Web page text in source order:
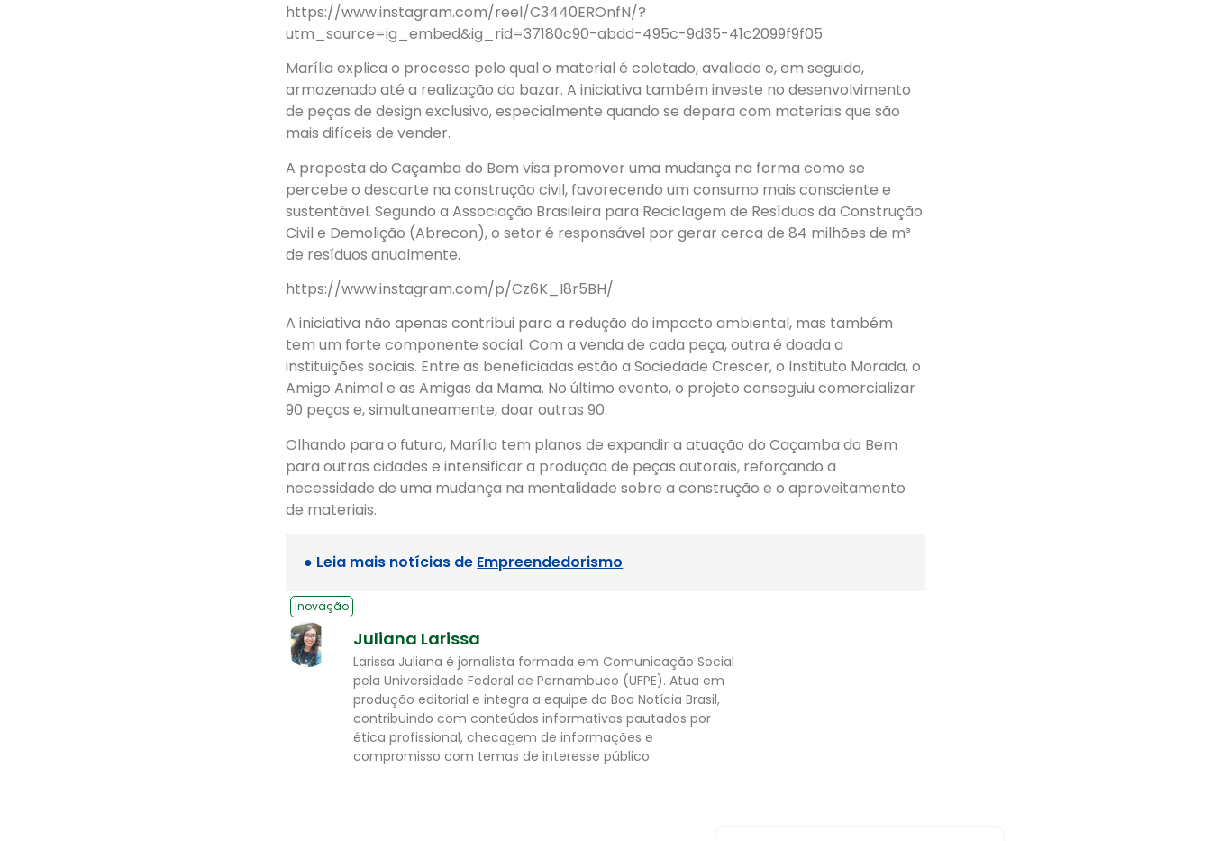
https://www.instagram.com/reel/C3440EROnfN/?
utm_source=ig_embed&ig_rid=37180c90-abdd-495c-9d35-41c2099f9f05
Marília explica o processo pelo qual o material é coletado, avaliado e, em seguida,
armazenado até a realização do bazar. A iniciativa também investe no desenvolvimento
de peças de design exclusivo, especialmente quando se depara com materiais que são
mais difíceis de vender.
A proposta do Caçamba do Bem visa promover uma mudança na forma como se
percebe o descarte na construção civil, favorecendo um consumo mais consciente e
sustentável. Segundo a Associação Brasileira para Reciclagem de Resíduos da Construção
Civil e Demolição (Abrecon), o setor é responsável por gerar cerca de 84 milhões de m³
de resíduos anualmente.
https://www.instagram.com/p/Cz6K_I8r5BH/
A iniciativa não apenas contribui para a redução do impacto ambiental, mas também
tem um forte componente social. Com a venda de cada peça, outra é doada a
instituições sociais. Entre as beneficiadas estão a Sociedade Crescer, o Instituto Morada, o
Amigo Animal e as Amigas da Mama. No último evento, o projeto conseguiu comercializar
90 peças e, simultaneamente, doar outras 90.
Olhando para o futuro, Marília tem planos de expandir a atuação do Caçamba do Bem
para outras cidades e intensificar a produção de peças autorais, reforçando a
necessidade de uma mudança na mentalidade sobre a construção e o aproveitamento
de materiais.
● Leia mais notícias de Empreendedorismo
Inovação
Juliana Larissa
Larissa Juliana é jornalista formada em Comunicação Social
pela Universidade Federal de Pernambuco (UFPE). Atua em
produção editorial e integra a equipe do Boa Notícia Brasil,
contribuindo com conteúdos informativos pautados por
ética profissional, checagem de informações e
compromisso com temas de interesse público.